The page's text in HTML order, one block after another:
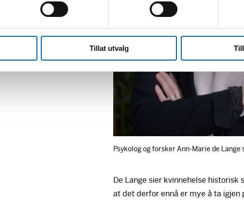
Tillat utvalg
Psykolog og forsker Ann-Marie de
De Lange sier kvinnehelse
at det derfor ennå er mye å ta igjen